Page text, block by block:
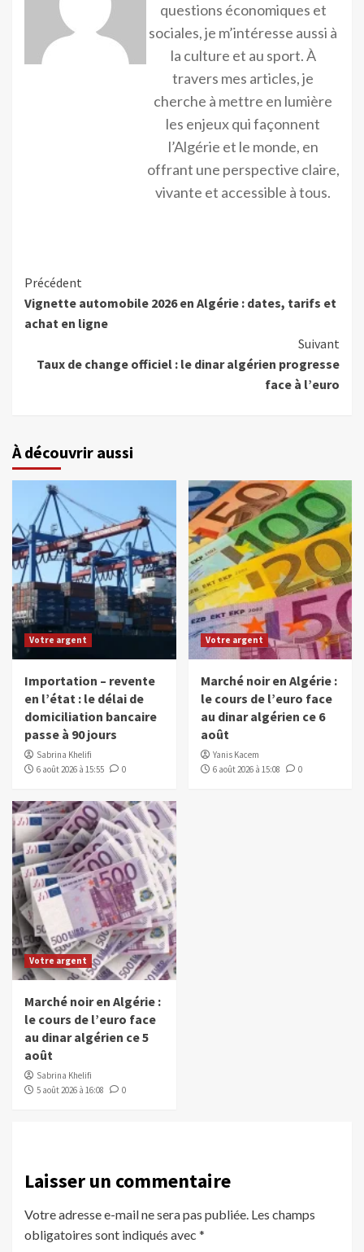
questions économiques et
sociales, je m’intéresse aussi à
la culture et au sport. À
travers mes articles, je
cherche à mettre en lumière
les enjeux qui façonnent
l’Algérie et le monde, en
offrant une perspective claire,
vivante et accessible à tous.
Précédent
Vignette automobile 2026 en Algérie : dates, tarifs et
achat en ligne
Suivant
Taux de change officiel : le dinar algérien progresse
face à l’euro
À découvrir aussi
Votre argent
Importation – revente
en l’état : le délai de
domiciliation bancaire
passe à 90 jours
Sabrina Khelifi
6 août 2026 à 15:55
0
Votre argent
Marché noir en Algérie :
le cours de l’euro face
au dinar algérien ce 6
août
Yanis Kacem
6 août 2026 à 15:08
0
Votre argent
Marché noir en Algérie :
le cours de l’euro face
au dinar algérien ce 5
août
Sabrina Khelifi
5 août 2026 à 16:08
0
Laisser un commentaire
Votre adresse e-mail ne sera pas publiée. Les champs
obligatoires sont indiqués avec *